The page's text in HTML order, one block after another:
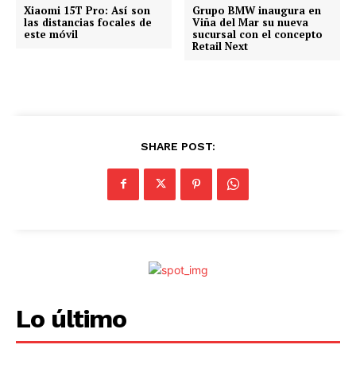
d
o
Xiaomi 15T Pro: Así son
las distancias focales de
este móvil
Grupo BMW inaugura en
Viña del Mar su nueva
sucursal con el concepto
Retail Next
SHARE POST:
Lo último